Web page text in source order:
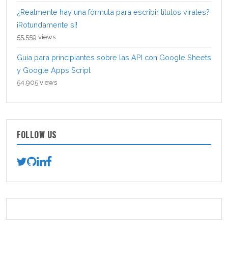
¿Realmente hay una fórmula para escribir títulos virales?
¡Rotundamente sí!
55,559 views
Guía para principiantes sobre las API con Google Sheets
y Google Apps Script
54,905 views
FOLLOW US